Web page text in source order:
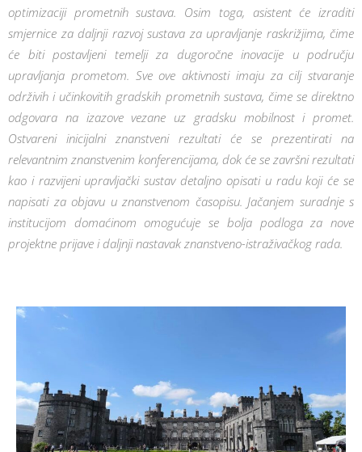
optimizaciji prometnih sustava. Osim toga, asistent će izraditi
smjernice za daljnji razvoj sustava za upravljanje raskrižjima, čime
će biti postavljeni temelji za dugoročne inovacije u području
upravljanja prometom. Sve ove aktivnosti imaju za cilj stvaranje
održivih i učinkovitih gradskih prometnih sustava, čime se direktno
odgovara na izazove vezane uz gradsku mobilnost i promet.
Ostvareni inicijalni znanstveni rezultati će se prezentirati na
relevantnim znanstvenim konferencijama, dok će se završni rezultati
kao i razvijeni upravljački sustav detaljno opisati u radu koji će se
napisati za objavu u znanstvenom časopisu. Jačanjem suradnje s
institucijom domaćinom omogućuje se bolja podloga za nove
projektne prijave i daljnji nastavak znanstveno-istraživačkog rada.